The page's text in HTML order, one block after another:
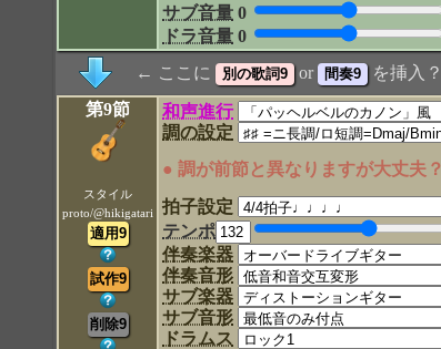
サブ音量 0
ドラ音量 0
← ここに or
を挿入？
第9節
スタイル
proto/@hikigatari
和声進行
調の設定
● 調が前節と異なりますが大丈夫？
拍子設定
テンポ
伴奏楽器
伴奏音形
サブ楽器
サブ音形
ドラムス